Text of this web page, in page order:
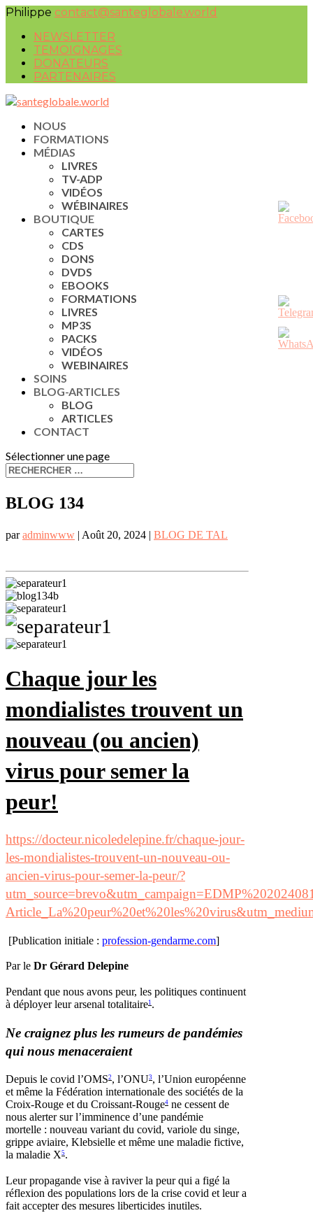
Philippe contact@santeglobale.world
NEWSLETTER
TEMOIGNAGES
DONATEURS
PARTENAIRES
NOUS
FORMATIONS
MÉDIAS
LIVRES
TV-ADP
VIDÉOS
WÉBINAIRES
BOUTIQUE
CARTES
CDS
DONS
DVDS
EBOOKS
FORMATIONS
LIVRES
MP3S
PACKS
VIDÉOS
WEBINAIRES
SOINS
BLOG-ARTICLES
BLOG
ARTICLES
CONTACT
Sélectionner une page
BLOG 134
paradminwww | Août 20, 2024 | BLOG DE TAL
Chaque jour les
mondialistes trouvent un
nouveau (ou ancien)
virus pour semer la
peur!
https://docteur.nicoledelepine.fr/chaque-jour-
les-mondialistes-trouvent-un-nouveau-ou-
ancien-virus-pour-semer-la-peur/?
[Publication initiale : profession-gendarme.com]
Par le Dr Gérard Delepine
Pendant que nous avons peur, les politiques continuent
à déployer leur arsenal totalitaire1 .
Ne craignez plus les rumeurs de pandémies
qui nous menaceraient
Depuis le covid l’OMS2 , l’ONU3 , l’Union européenne
et même la Fédération internationale des sociétés de la
Croix-Rouge et du Croissant-Rouge4 ne cessent de
nous alerter sur l’imminence d’une pandémie
mortelle : nouveau variant du covid, variole du singe,
grippe aviaire, Klebsielle et même une maladie fictive,
la maladie X5 .
Leur propagande vise à raviver la peur qui a figé la
réflexion des populations lors de la crise covid et leur a
fait accepter des mesures liberticides inutiles.